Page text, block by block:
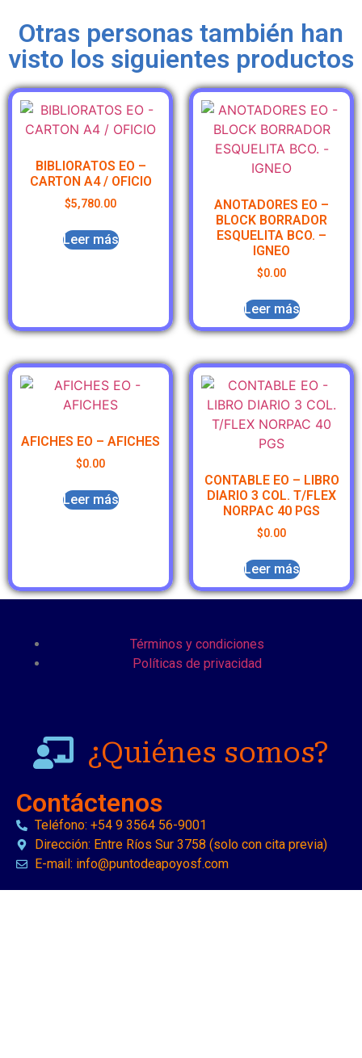
Otras personas también han
visto los siguientes productos
BIBLIORATOS EO –
CARTON A4 / OFICIO
$5,780.00
Leer más
ANOTADORES EO –
BLOCK BORRADOR
ESQUELITA BCO. –
IGNEO
$0.00
Leer más
AFICHES EO – AFICHES
$0.00
Leer más
CONTABLE EO – LIBRO
DIARIO 3 COL. T/FLEX
NORPAC 40 PGS
$0.00
Leer más
Términos y condiciones
Políticas de privacidad
¿Quiénes somos?
Contáctenos
Teléfono: +54 9 3564 56-9001
Dirección: Entre Ríos Sur 3758 (solo con cita previa)
E-mail: info@puntodeapoyosf.com